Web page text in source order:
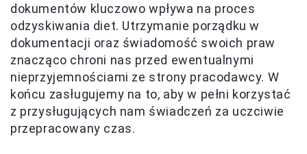
dokumentów kluczowo wpływa na proces
odzyskiwania diet. Utrzymanie porządku w
dokumentacji oraz świadomość swoich praw
znacząco chroni nas przed ewentualnymi
nieprzyjemnościami ze strony pracodawcy. W
końcu zasługujemy na to, aby w pełni korzystać
z przysługujących nam świadczeń za uczciwie
przepracowany czas.